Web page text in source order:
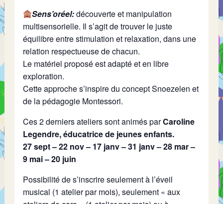
Sens’oréel:découverte et manipulation
multisensorielle. Il s’agit de trouver le juste
équilibre entre stimulation et relaxation, dans une
relation respectueuse de chacun.
Le matériel proposé est adapté et en libre
exploration.
Cette approche s’inspire du concept Snoezelen et
de la pédagogie Montessori.
Ces 2 derniers ateliers sont animés parCaroline
Legendre, éducatrice de jeunes enfants.
27 sept – 22 nov – 17 janv – 31 janv – 28 mar –
9 mai – 20 juin
Possibilité de s’inscrire seulement à l’éveil
musical (1 atelier par mois), seulement « aux